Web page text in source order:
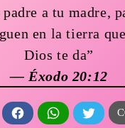
a tu madre,
en la tierra
Dios te da”
— Éxodo 20:12